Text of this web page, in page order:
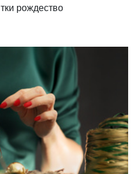
рождество